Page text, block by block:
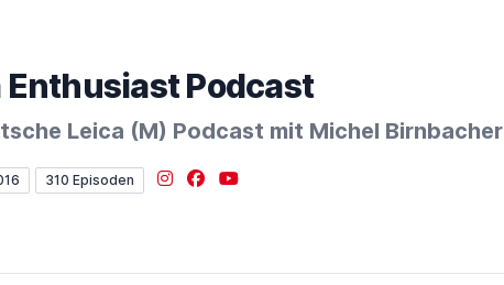
Enthusiast Podcast
Leica (M) Podcast mit Michel Birnbacher
310 Episoden Instagram
Facebook
YouTube